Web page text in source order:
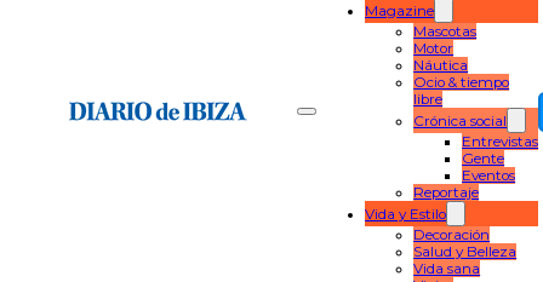
Magazine
Mascotas
Motor
Náutica
Ocio & tiempo
libre
Crónica social
Entrevistas
Gente
Eventos
Reportaje
Vida y Estilo
Decoración
Salud y Belleza
Vida sana